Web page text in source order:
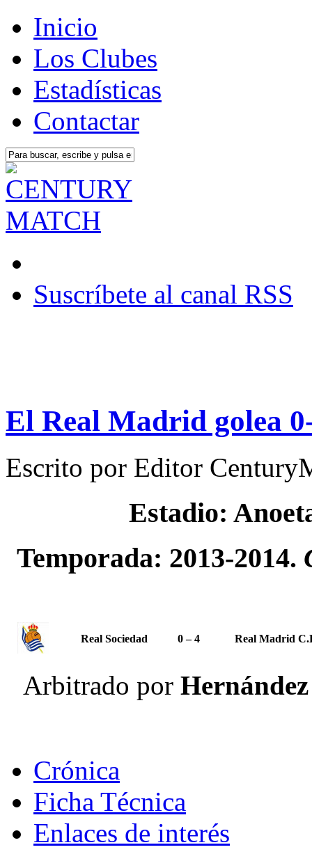
Inicio
Los Clubes
Estadísticas
Contactar
Suscríbete al canal RSS
El Real Madrid golea
Escrito por Editor
Estadio:
Temporada: 2013-2014.
Real Sociedad 0 – 4 Real Madrid
Arbitrado por
Crónica
Ficha Técnica
Enlaces de interés